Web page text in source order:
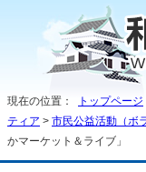
現在の位置： トップページ
ティア > 市民公益活動（ボ
かマーケット＆ライブ」